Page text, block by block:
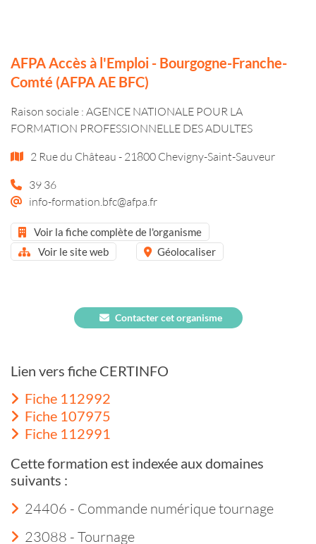
AFPA Accès à l'Emploi - Bourgogne-Franche-
Comté (AFPA AE BFC)
Raison sociale : AGENCE NATIONALE POUR LA
FORMATION PROFESSIONNELLE DES ADULTES
2 Rue du Château - 21800 Chevigny-Saint-Sauveur
39 36
info-formation.bfc@afpa.fr
Voir la fiche complète de l'organisme
Voir le site web
Géolocaliser
Contacter cet organisme
Lien vers fiche CERTINFO
Fiche 112992
Fiche 107975
Fiche 112991
Cette formation est indexée aux domaines
suivants :
24406 - Commande numérique tournage
23088 - Tournage